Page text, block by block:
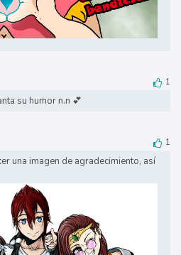
1
su humor n.n 💕
1
una imagen de agradecimiento, así